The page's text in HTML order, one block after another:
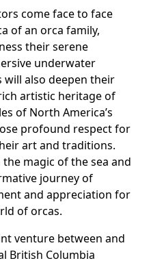
come face to face
of an orca family,
their serene
underwater
also deepen their
artistic heritage of
of North America’s
profound respect for
art and traditions.
the magic of the sea and
journey of
and appreciation for
of orcas.
venture between and
British Columbia